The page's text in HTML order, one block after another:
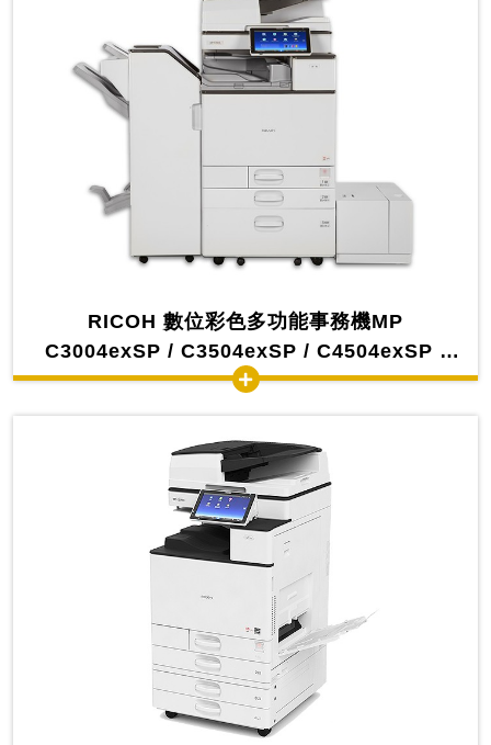
RICOH 數位彩色多功能事務機MP
C3004exSP / C3504exSP / C4504exSP /
C6004exSP